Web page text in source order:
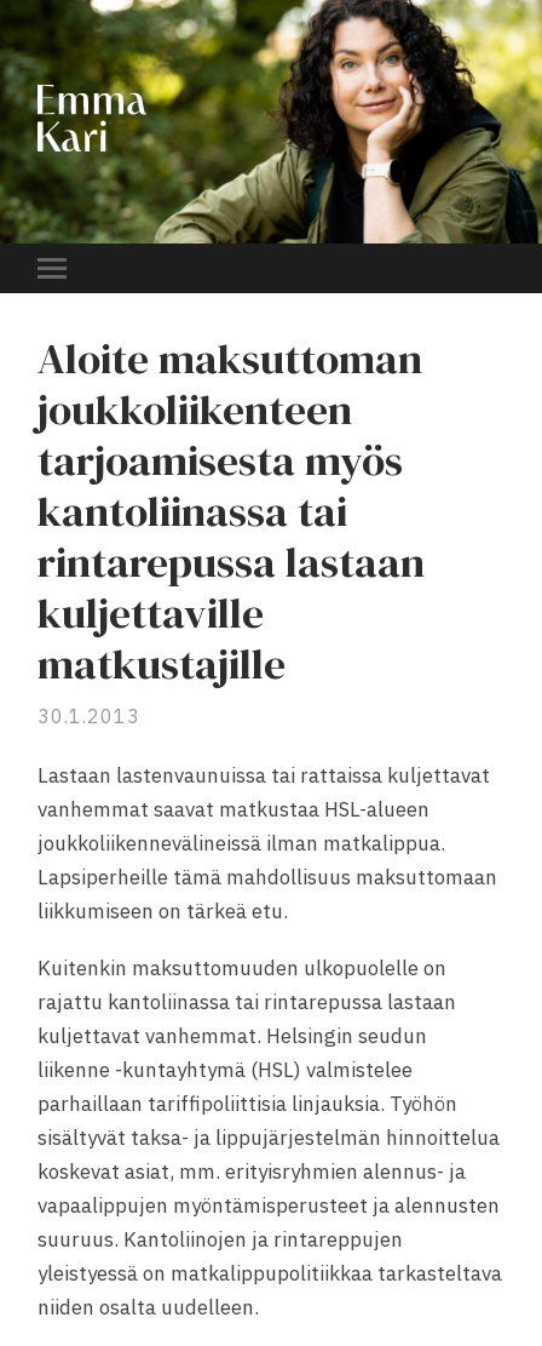
EMMA
KARI
Toggle
Aloite maksuttoman
joukkoliikenteen
tarjoamisesta myös
kantoliinassa tai
rintarepussa lastaan
kuljettaville
matkustajille
30.1.2013
Lastaan lastenvaunuissa tai rattaissa kuljettavat
vanhemmat saavat matkustaa HSL-alueen
joukkoliikennevälineissä ilman matkalippua.
Lapsiperheille tämä mahdollisuus maksuttomaan
liikkumiseen on tärkeä etu.
Kuitenkin maksuttomuuden ulkopuolelle on
rajattu kantoliinassa tai rintarepussa lastaan
kuljettavat vanhemmat. Helsingin seudun
liikenne -kuntayhtymä (HSL) valmistelee
parhaillaan tariffipoliittisia linjauksia. Työhön
sisältyvät taksa- ja lippujärjestelmän hinnoittelua
koskevat asiat, mm. erityisryhmien alennus- ja
vapaalippujen myöntämisperusteet ja alennusten
suuruus. Kantoliinojen ja rintareppujen
yleistyessä on matkalippupolitiikkaa tarkasteltava
niiden osalta uudelleen.